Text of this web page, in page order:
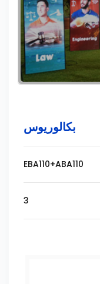
بكالوريوس
EBA110+ABA110
3